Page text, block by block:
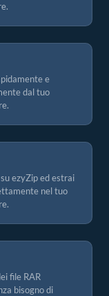
e
dal tuo
ezyZip ed estrai
nel tuo
file RAR
bisogno di